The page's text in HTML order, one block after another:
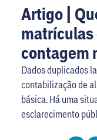
Artigo |
matrículas
contagem
Dados duplicados
contabilização de
básica. Há uma
esclarecimento